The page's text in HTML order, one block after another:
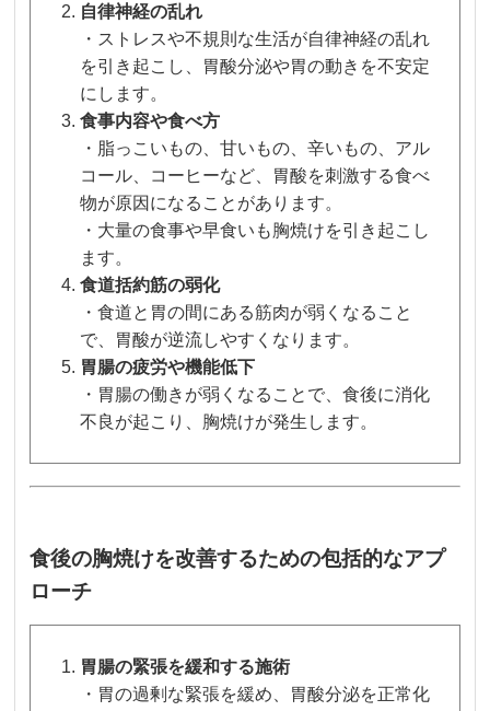
自律神経の乱れ
・ストレスや不規則な生活が自律神経の乱れ
を引き起こし、胃酸分泌や胃の動きを不安定
にします。
食事内容や食べ方
・脂っこいもの、甘いもの、辛いもの、アル
コール、コーヒーなど、胃酸を刺激する食べ
物が原因になることがあります。
・大量の食事や早食いも胸焼けを引き起こし
ます。
食道括約筋の弱化
・食道と胃の間にある筋肉が弱くなること
で、胃酸が逆流しやすくなります。
胃腸の疲労や機能低下
・胃腸の働きが弱くなることで、食後に消化
不良が起こり、胸焼けが発生します。
食後の胸焼けを改善するための包括的なアプ
ローチ
胃腸の緊張を緩和する施術
・胃の過剰な緊張を緩め、胃酸分泌を正常化